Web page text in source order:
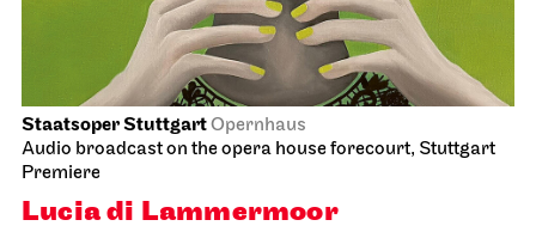
Staatsoper StuttgartOpernhaus
Audio broadcast on the opera house forecourt, Stuttgart
Premiere
Lucia di Lammermoor